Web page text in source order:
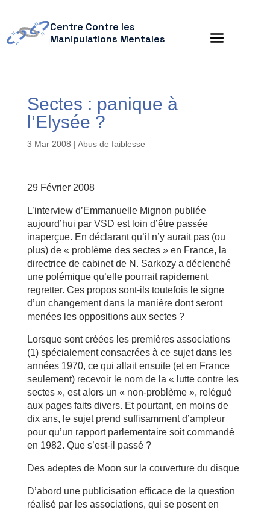
Centre Contre les
Manipulations Mentales
Sectes : panique à
l’Elysée ?
3 Mar 2008 | Abus de faiblesse
29 Février 2008
L’interview d’Emmanuelle Mignon publiée
aujourd’hui par VSD est loin d’être passée
inaperçue. En déclarant qu’il n’y aurait pas (ou
plus) de « problème des sectes » en France, la
directrice de cabinet de N. Sarkozy a déclenché
une polémique qu’elle pourrait rapidement
regretter. Ces propos sont-ils toutefois le signe
d’un changement dans la manière dont seront
menées les oppositions aux sectes ?
Lorsque sont créées les premières associations
(1) spécialement consacrées à ce sujet dans les
années 1970, ce qui allait ensuite (et en France
seulement) recevoir le nom de la « lutte contre les
sectes », est alors un « non-problème », relégué
aux pages faits divers. Et pourtant, en moins de
dix ans, le sujet prend suffisamment d’ampleur
pour qu’un rapport parlementaire soit commandé
en 1982. Que s’est-il passé ?
Des adeptes de Moon sur la couverture du disque
D’abord une publicisation efficace de la question
réalisé par les associations, qui se posent en